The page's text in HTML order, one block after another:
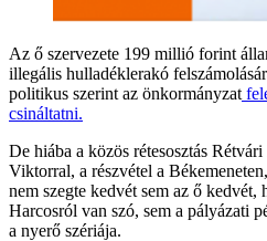
Az ő szervezete 199 millió forint
illegális hulladéklerakó
politikus szerint az önkormányzat
csináltatni.
De hiába a közös rétesosztás
Viktorral, a részvétel a
nem szegte kedvét sem az ő kedvét,
Harcosról van szó, sem a pályázati
a nyerő szériája.